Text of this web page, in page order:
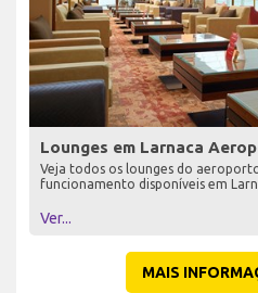
Lounges em Larnaca
Veja todos os lounges do
funcionamento disponíveis em
Ver...
MAIS